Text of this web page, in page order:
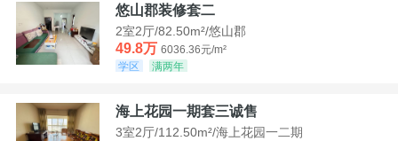
悠山郡装修套二
2室2厅/82.50m²/悠山郡
49.8万 6036.36元/m²
学区
满两年
海上花园一期套三诚售
3室2厅/112.50m²/海上花园一二期